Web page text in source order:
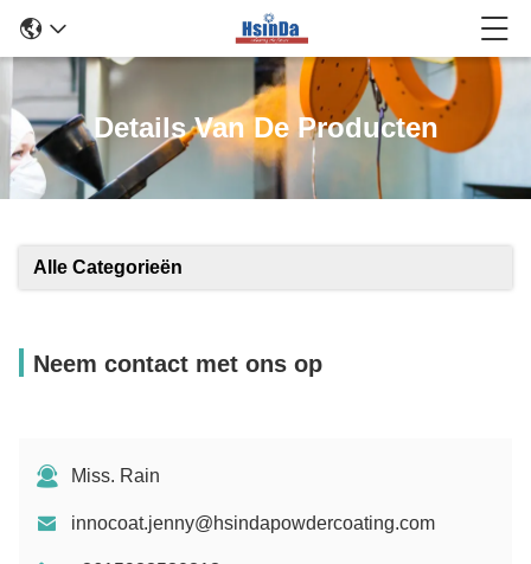
Details Van De Producten
Alle Categorieën
Neem contact met ons op
Miss. Rain
innocoat.jenny@hsindapowdercoating.com